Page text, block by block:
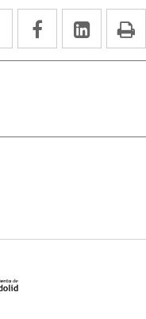
Twitter
Enlace Facebook
Enlace
a
externa.
Enlace
a